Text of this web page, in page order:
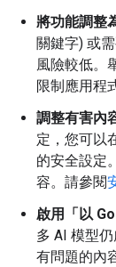
將功能調整
關鍵字) 或
風險較低。
限制應用程
調整有害內
定，您可以
的安全設定
容。請參閱
啟用「以
多 AI 模型
有問題的內